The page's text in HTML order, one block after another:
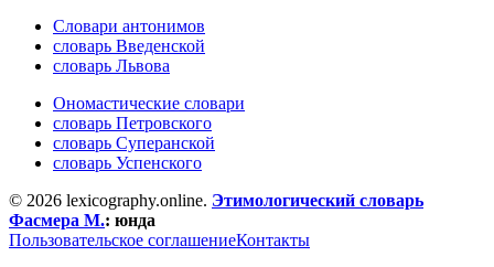
Словари антонимов
словарь Введенской
словарь Львова
Ономастические словари
словарь Петровского
словарь Суперанской
словарь Успенского
© 2026 lexicography.online. Этимологический словарь
Фасмера М.: юнда
Пользовательское соглашениеКонтакты